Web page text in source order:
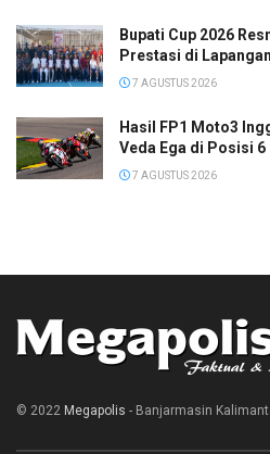
Bupati Cup 2026
Prestasi di
7 AGUSTUS 2026
Hasil FP1 Moto3
Veda Ega di Posisi 6
7 AGUSTUS 2026
© 2022 Megapolis - Banjarmasin